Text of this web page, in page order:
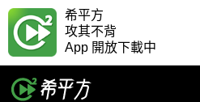
希平方
攻其不背
App 開放下載中